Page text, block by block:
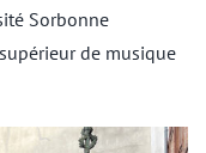
Sorbonne
de musique